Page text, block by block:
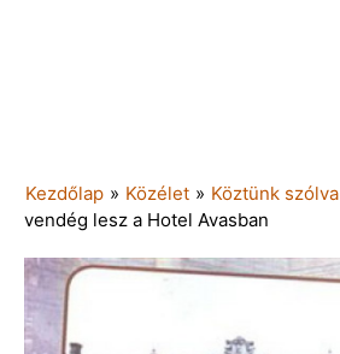
Kezdőlap » Közélet » Köztünk szólva
vendég lesz a Hotel Avasban